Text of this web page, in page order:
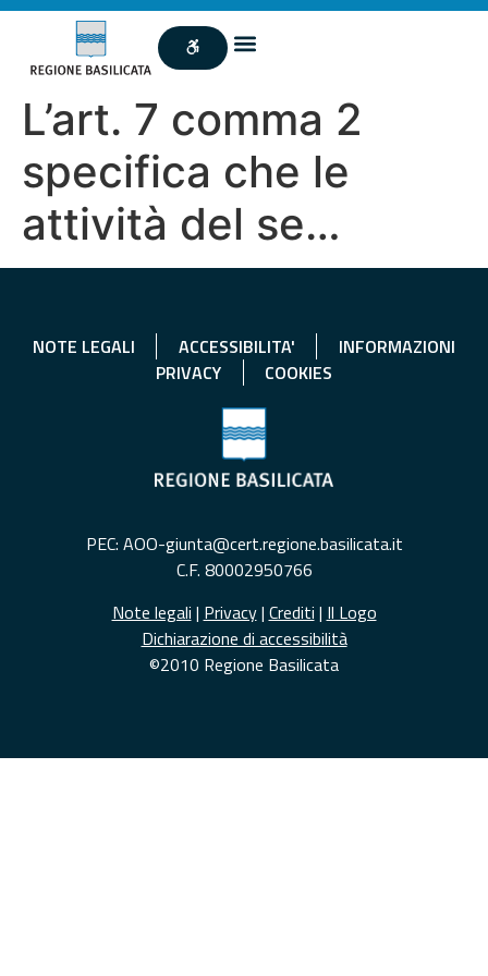
L’art. 7 comma 2
specifica che le
attività del se…
NOTE LEGALI ACCESSIBILITA'
INFORMAZIONI
PRIVACY
COOKIES
PEC: AOO-giunta@cert.regione.basilicata.it
C.F. 80002950766
Note legali | Privacy| Crediti | Il Logo
Dichiarazione di accessibilità
©2010 Regione Basilicata